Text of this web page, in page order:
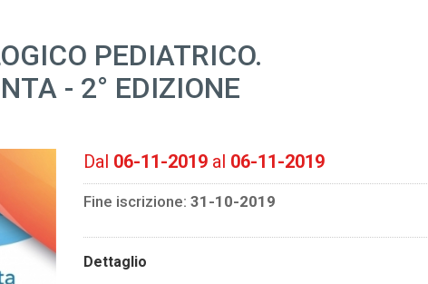
PEDIATRICO.
- 2° EDIZIONE
Dal 06-11-2019 al 06-11-2019
Fine iscrizione: 31-10-2019
Dettaglio